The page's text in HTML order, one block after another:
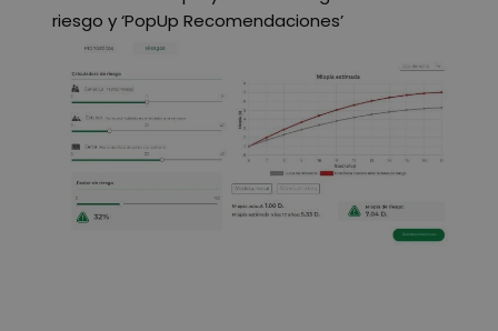
riesgo y ‘PopUp Recomendaciones’